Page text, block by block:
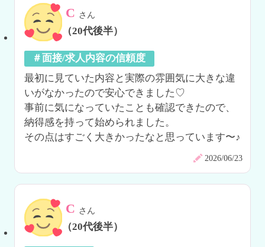
C さん
（20代後半）
＃面接/求人内容の信頼度
最初に見ていた内容と実際の雰囲気に大きな違
いがなかったので安心できました♡
事前に気になっていたことも確認できたので、
納得感を持って始められました。
その点はすごく大きかったなと思っています〜♪
2026/06/23
C さん
（20代後半）